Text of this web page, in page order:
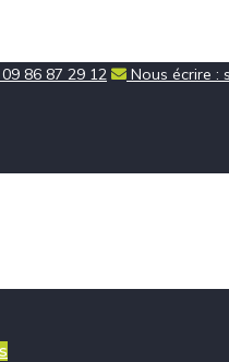
86 87 29 12 Nous écrire :